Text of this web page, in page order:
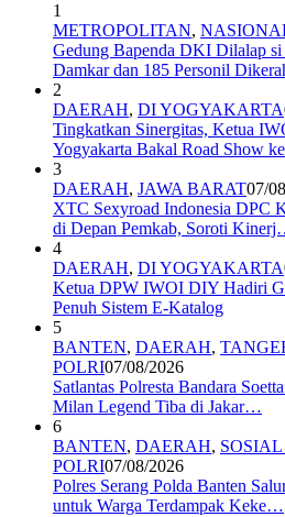
1
METROPOLITAN,
Gedung Bapenda DKI Dilalap
Damkar dan 185 Personil
2
DAERAH, DI YOGYAKARTA
Tingkatkan Sinergitas, Ketua
Yogyakarta Bakal Road Show
3
DAERAH, JAWA BARAT07/
XTC Sexyroad Indonesia DPC
di Depan Pemkab, Soroti
4
DAERAH, DI YOGYAKARTA
Ketua DPW IWOI DIY Hadiri
Penuh Sistem E-Katalog
5
BANTEN, DAERAH,
POLRI07/08/2026
Satlantas Polresta Bandara
Milan Legend Tiba di Jakar…
6
BANTEN, DAERAH,
POLRI07/08/2026
Polres Serang Polda Banten
untuk Warga Terdampak Keke…